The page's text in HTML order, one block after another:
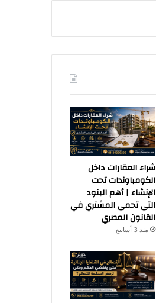
شراء العقارات داخل
الكومباوندات تحت
الإنشاء | أهم البنود
التي تحمي المشتري في
القانون المصري
منذ 3 أسابيع